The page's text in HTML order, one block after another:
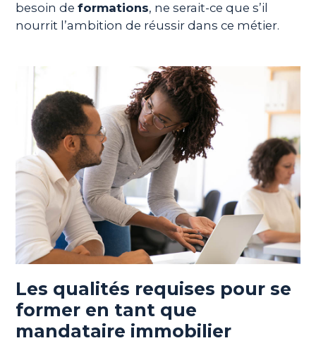
besoin deformations, ne serait-ce que s’il
nourrit l’ambition de réussir dans ce métier.
Les qualités requises pour se
former en tant que
mandataire immobilier